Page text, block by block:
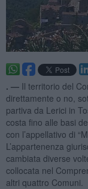
. — Il territorio del
direttamente o no,
partiva da Lerici in
costa fino alle basi
con l’appellativo di
L’appartenenza
cambiata diverse
collocata nel
altri quattro Comuni.